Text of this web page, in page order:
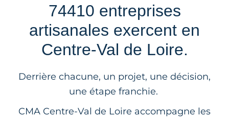
74410 entreprises
artisanales exercent en
Centre-Val de Loire.
Derrière chacune, un projet, une décision,
une étape franchie.
CMA Centre-Val de Loire accompagne les